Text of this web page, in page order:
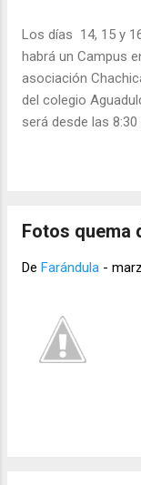
Los días 14, 15 y
habrá un Campus
asociación
del colegio
será desde las
permanencia
comedor (el
--- --- 42 43,6 € Día
sueltas de
SOLICITUD DE
mejor
Fotos quema
De Farándula -